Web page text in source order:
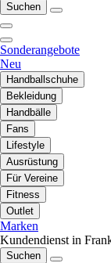
Suchen
Sonderangebote
Neu
Handballschuhe
Bekleidung
Handbälle
Fans
Lifestyle
Ausrüstung
Für Vereine
Fitness
Outlet
Marken
Kundendienst in
Suchen